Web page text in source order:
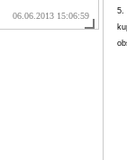
06.06.2013 15:06:59
5.